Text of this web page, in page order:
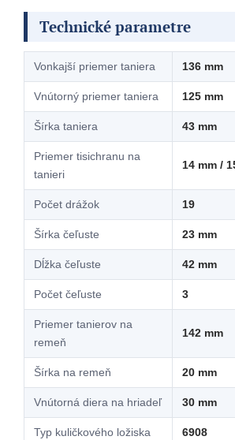
Technické parametre
Vonkajší priemer taniera 136 mm
Vnútorný priemer taniera 125 mm
Šírka taniera 43 mm
Priemer tisichranu na
tanieri
14 mm /
Počet drážok 19
Šírka čeľuste 23 mm
Dĺžka čeľuste 42 mm
Počet čeľuste 3
Priemer tanierov na
remeň
142 mm
Šírka na remeň 20 mm
Vnútorná diera na hriadeľ 30 mm
Typ kuličkového ložiska 6908